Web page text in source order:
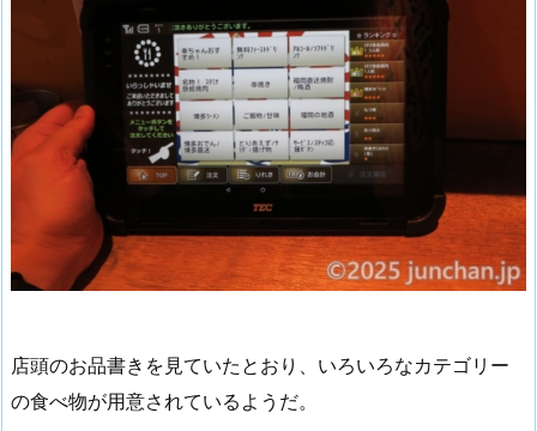
店頭のお品書きを見ていたとおり、いろいろなカテゴリー
の食べ物が用意されているようだ。